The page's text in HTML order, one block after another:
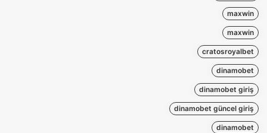
maxwin
maxwin
cratosroyalbet
dinamobet
dinamobet giriş
dinamobet güncel giriş
dinamobet